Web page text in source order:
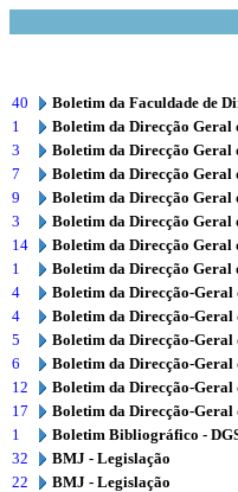
40
Boletim da Faculdade de
1
Boletim da Direcção Geral
3
Boletim da Direcção Geral
7
Boletim da Direcção Geral
9
Boletim da Direcção Geral
3
Boletim da Direcção Geral
14
Boletim da Direcção Geral
1
Boletim da Direcção
4
Boletim da Direcção-Geral
4
Boletim da Direcção-Geral
5
Boletim da Direcção-Geral
6
Boletim da Direcção-Geral
12
Boletim da Direcção-Geral
17
Boletim da Direcção-Geral
1
Boletim Bibliográfico -
32
BMJ - Legislação
22
BMJ - Legislação